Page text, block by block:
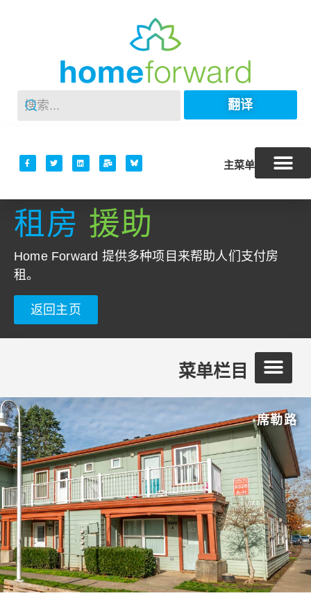
翻译
主菜单
租房 援助
Home Forward 提供多种项目来帮助人们支付房
租。
返回主页
菜单栏目
席勒路